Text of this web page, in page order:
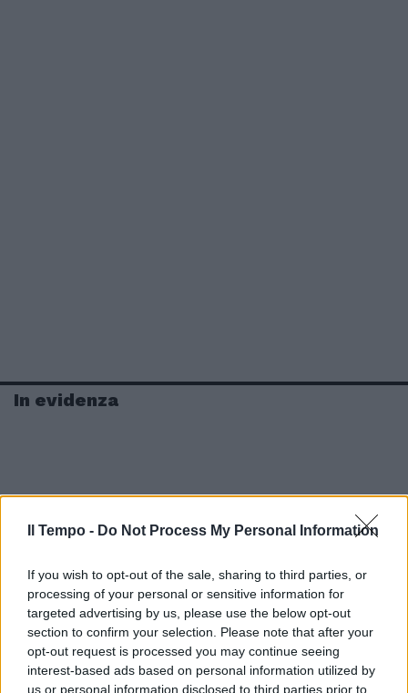
Il Tempo - Do Not Process My Personal Information
If you wish to opt-out of the sale, sharing to third parties, or
processing of your personal or sensitive information for
targeted advertising by us, please use the below opt-out
section to confirm your selection. Please note that after your
opt-out request is processed you may continue seeing
interest-based ads based on personal information utilized by
us or personal information disclosed to third parties prior to
In evidenza